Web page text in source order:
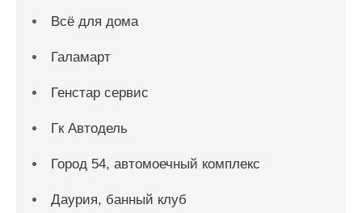
Всё для дома
Галамарт
Генстар сервис
Гк Автодель
Город 54, автомоечный комплекс
Даурия, банный клуб